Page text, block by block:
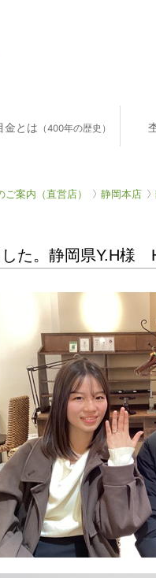
金とは （400年の歴史）
ご案内（直営店） 静岡本店
た。静岡県Y.H様